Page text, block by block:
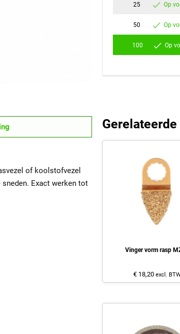
25 Op
50 Op
100 Op
of koolstofvezel
Exact werken tot
Vinger vorm rasp
€ 18,20 excl.